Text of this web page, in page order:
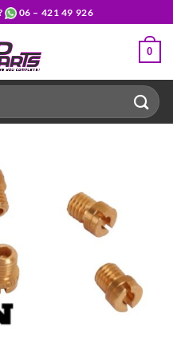
06 – 421 49 926
0